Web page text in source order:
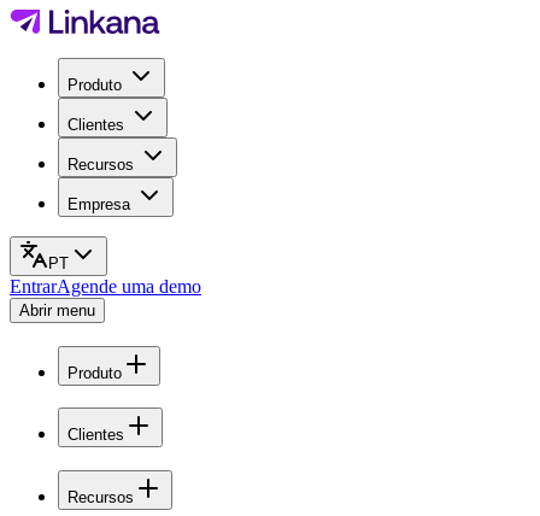
Produto
Clientes
Recursos
Empresa
PT
EntrarAgende uma demo
Abrir menu
Produto
Clientes
Recursos